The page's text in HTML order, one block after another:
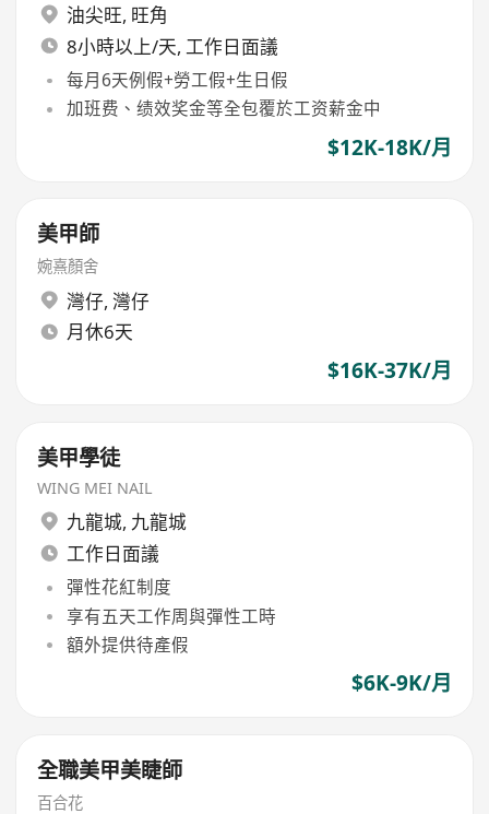
油尖旺, 旺角
8小時以上/天, 工作日面議
每月6天例假+勞工假+生日假
加班费、绩效奖金等全包覆於工资薪金中
$12K-18K/月
美甲師
婉熹顏舍
灣仔, 灣仔
月休6天
$16K-37K/月
美甲學徒
WING MEI NAIL
九龍城, 九龍城
工作日面議
彈性花紅制度
享有五天工作周與彈性工時
額外提供待產假
$6K-9K/月
全職美甲美睫師
百合花